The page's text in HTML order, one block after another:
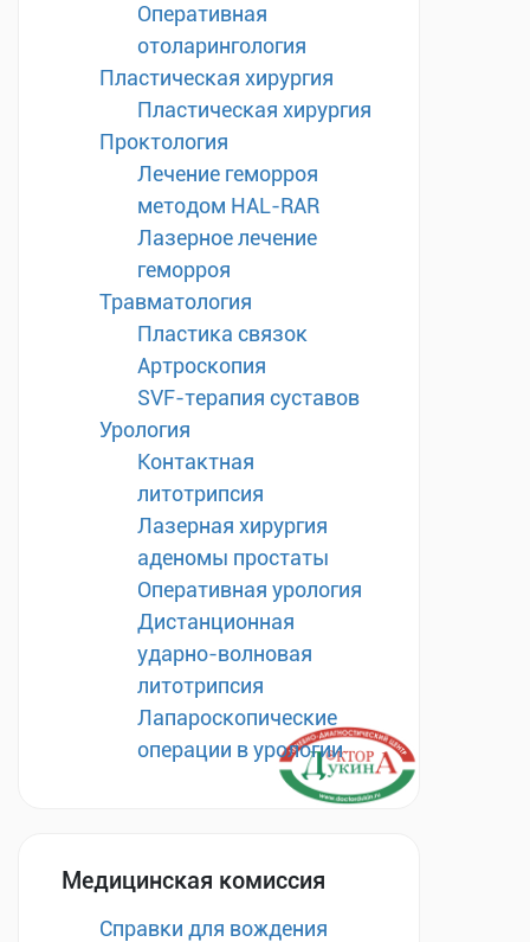
Оперативная
отоларингология
Пластическая хирургия
Пластическая хирургия
Проктология
Лечение геморроя
методом HAL-RAR
Лазерное лечение
геморроя
Травматология
Пластика связок
Артроскопия
SVF-терапия суставов
Урология
Контактная
литотрипсия
Лазерная хирургия
аденомы простаты
Оперативная урология
Дистанционная
ударно-волновая
литотрипсия
Лапароскопические
операции в урологии
Медицинская комиссия
Справки для вождения